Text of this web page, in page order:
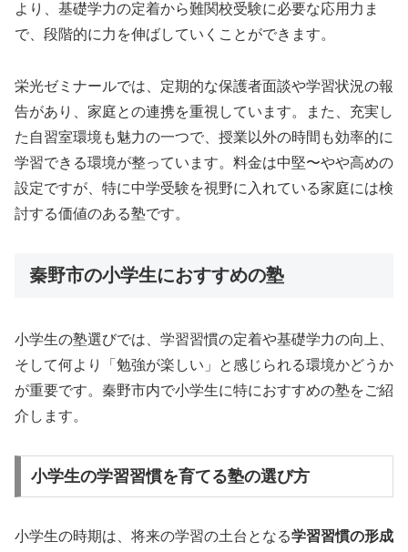
より、基礎学力の定着から難関校受験に必要な応用力ま
で、段階的に力を伸ばしていくことができます。
栄光ゼミナールでは、定期的な保護者面談や学習状況の報
告があり、家庭との連携を重視しています。また、充実し
た自習室環境も魅力の一つで、授業以外の時間も効率的に
学習できる環境が整っています。料金は中堅〜やや高めの
設定ですが、特に中学受験を視野に入れている家庭には検
討する価値のある塾です。
秦野市の小学生におすすめの塾
小学生の塾選びでは、学習習慣の定着や基礎学力の向上、
そして何より「勉強が楽しい」と感じられる環境かどうか
が重要です。秦野市内で小学生に特におすすめの塾をご紹
介します。
小学生の学習習慣を育てる塾の選び方
小学生の時期は、将来の学習の土台となる学習習慣の形成